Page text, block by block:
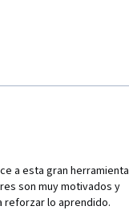
a esta gran herramienta
son muy motivados y
reforzar lo aprendido.